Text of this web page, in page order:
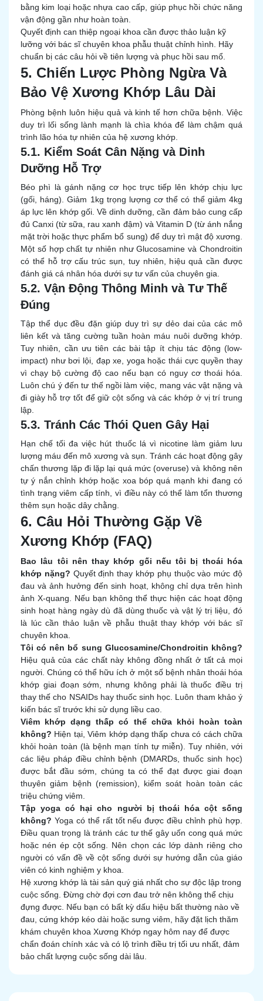
bằng kim loại hoặc nhựa cao cấp, giúp phục hồi chức năng
vận động gần như hoàn toàn.
Quyết định can thiệp ngoại khoa cần được thảo luận kỹ
lưỡng với bác sĩ chuyên khoa phẫu thuật chỉnh hình. Hãy
chuẩn bị các câu hỏi về tiên lượng và phục hồi sau mổ.
5. Chiến Lược Phòng Ngừa Và
Bảo Vệ Xương Khớp Lâu Dài
Phòng bệnh luôn hiệu quả và kinh tế hơn chữa bệnh. Việc
duy trì lối sống lành mạnh là chìa khóa để làm chậm quá
trình lão hóa tự nhiên của hệ xương khớp.
5.1. Kiểm Soát Cân Nặng và Dinh
Dưỡng Hỗ Trợ
Béo phì là gánh nặng cơ học trực tiếp lên khớp chịu lực
(gối, háng). Giảm 1kg trọng lượng cơ thể có thể giảm 4kg
áp lực lên khớp gối. Về dinh dưỡng, cần đảm bảo cung cấp
đủ Canxi (từ sữa, rau xanh đậm) và Vitamin D (từ ánh nắng
mặt trời hoặc thực phẩm bổ sung) để duy trì mật độ xương.
Một số hợp chất tự nhiên như Glucosamine và Chondroitin
có thể hỗ trợ cấu trúc sụn, tuy nhiên, hiệu quả cần được
đánh giá cá nhân hóa dưới sự tư vấn của chuyên gia.
5.2. Vận Động Thông Minh và Tư Thế
Đúng
Tập thể dục đều đặn giúp duy trì sự dẻo dai của các mô
liên kết và tăng cường tuần hoàn máu nuôi dưỡng khớp.
Tuy nhiên, cần ưu tiên các bài tập ít chịu tác động (low-
impact) như bơi lội, đạp xe, yoga hoặc thái cực quyền thay
vì chạy bộ cường độ cao nếu bạn có nguy cơ thoái hóa.
Luôn chú ý đến tư thế ngồi làm việc, mang vác vật nặng và
đi giày hỗ trợ tốt để giữ cột sống và các khớp ở vị trí trung
lập.
5.3. Tránh Các Thói Quen Gây Hại
Hạn chế tối đa việc hút thuốc lá vì nicotine làm giảm lưu
lượng máu đến mô xương và sụn. Tránh các hoạt động gây
chấn thương lặp đi lặp lại quá mức (overuse) và không nên
tự ý nắn chỉnh khớp hoặc xoa bóp quá mạnh khi đang có
tình trạng viêm cấp tính, vì điều này có thể làm tổn thương
thêm sụn hoặc dây chằng.
6. Câu Hỏi Thường Gặp Về
Xương Khớp (FAQ)
Bao lâu tôi nên thay khớp gối nếu tôi bị thoái hóa
khớp nặng? Quyết định thay khớp phụ thuộc vào mức độ
đau và ảnh hưởng đến sinh hoạt, không chỉ dựa trên hình
ảnh X-quang. Nếu bạn không thể thực hiện các hoạt động
sinh hoạt hàng ngày dù đã dùng thuốc và vật lý trị liệu, đó
là lúc cần thảo luận về phẫu thuật thay khớp với bác sĩ
chuyên khoa.
Tôi có nên bổ sung Glucosamine/Chondroitin không?
Hiệu quả của các chất này không đồng nhất ở tất cả mọi
người. Chúng có thể hữu ích ở một số bệnh nhân thoái hóa
khớp giai đoạn sớm, nhưng không phải là thuốc điều trị
thay thế cho NSAIDs hay thuốc sinh học. Luôn tham khảo ý
kiến bác sĩ trước khi sử dụng liều cao.
Viêm khớp dạng thấp có thể chữa khỏi hoàn toàn
không? Hiện tại, Viêm khớp dạng thấp chưa có cách chữa
khỏi hoàn toàn (là bệnh mạn tính tự miễn). Tuy nhiên, với
các liệu pháp điều chỉnh bệnh (DMARDs, thuốc sinh học)
được bắt đầu sớm, chúng ta có thể đạt được giai đoạn
thuyên giảm bệnh (remission), kiểm soát hoàn toàn các
triệu chứng viêm.
Tập yoga có hại cho người bị thoái hóa cột sống
không? Yoga có thể rất tốt nếu được điều chỉnh phù hợp.
Điều quan trọng là tránh các tư thế gây uốn cong quá mức
hoặc nén ép cột sống. Nên chọn các lớp dành riêng cho
người có vấn đề về cột sống dưới sự hướng dẫn của giáo
viên có kinh nghiệm y khoa.
Hệ xương khớp là tài sản quý giá nhất cho sự độc lập trong
cuộc sống. Đừng chờ đợi cơn đau trở nên không thể chịu
đựng được. Nếu bạn có bất kỳ dấu hiệu bất thường nào về
đau, cứng khớp kéo dài hoặc sưng viêm, hãy đặt lịch thăm
khám chuyên khoa Xương Khớp ngay hôm nay để được
chẩn đoán chính xác và có lộ trình điều trị tối ưu nhất, đảm
bảo chất lượng cuộc sống dài lâu.